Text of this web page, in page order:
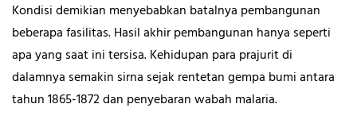
Kondisi demikian menyebabkan batalnya pembangunan
beberapa fasilitas. Hasil akhir pembangunan hanya seperti
apa yang saat ini tersisa. Kehidupan para prajurit di
dalamnya semakin sirna sejak rentetan gempa bumi antara
tahun 1865-1872 dan penyebaran wabah malaria.